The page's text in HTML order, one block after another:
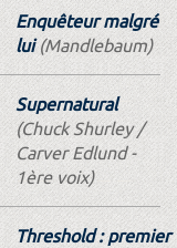
Enquêteur malgré
lui(Mandlebaum)
Supernatural
(Chuck Shurley /
Carver Edlund -
1ère voix)
Threshold : premier